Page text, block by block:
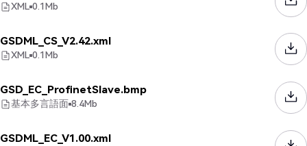
XML 0.1Mb
GSDML_CS_V2.42.xml
XML 0.1Mb
GSD_EC_ProfinetSlave.bmp
基本多言語面 8.4Mb
GSDML_EC_V1.00.xml